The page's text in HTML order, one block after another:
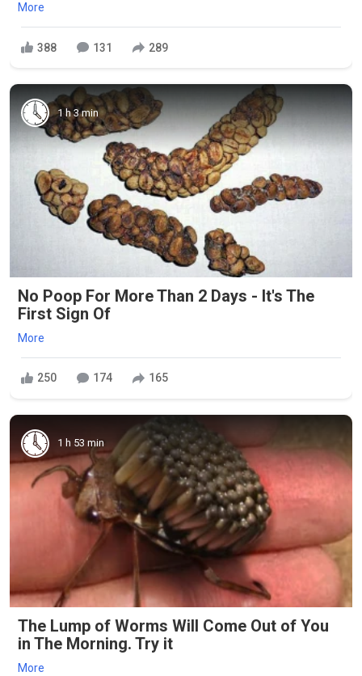
More
388 131 289
1 h 3 min
No Poop For More Than 2 Days - It's The
First Sign Of
More
250 174 165
1 h 53 min
The Lump of Worms Will Come Out of You
in The Morning. Try it
More